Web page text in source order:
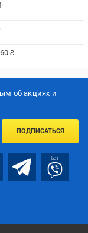
₴
об акцияx и
ПОДПИСАТЬСЯ
bot